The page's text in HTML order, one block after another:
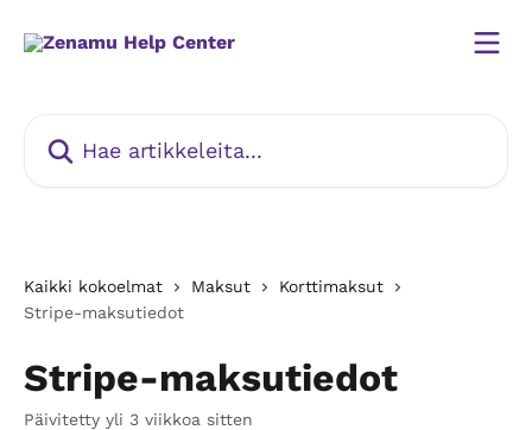
Kaikki kokoelmat Maksut
Korttimaksut
Stripe-maksutiedot
Stripe-maksutiedot
Päivitetty yli 3 viikkoa sitten